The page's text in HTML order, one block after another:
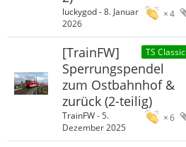
4
luckygod-8. Januar
2026
TS Classic
[TrainFW]
Sperrungspendel
zum Ostbahnhof &
zurück (2-teilig)
6
TrainFW-5.
Dezember 2025